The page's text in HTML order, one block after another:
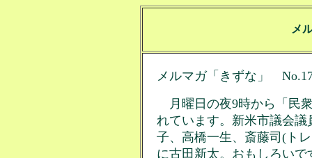
メ
メルマガ「きずな」
月曜日の夜9時から「民
れています。新米市議会
子、高橋一生、斎藤司(ト
に古田新太。おもしろい